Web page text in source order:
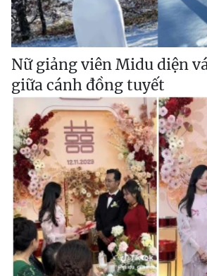
Nữ giảng viên Midu diện
giữa cánh đồng tuyết